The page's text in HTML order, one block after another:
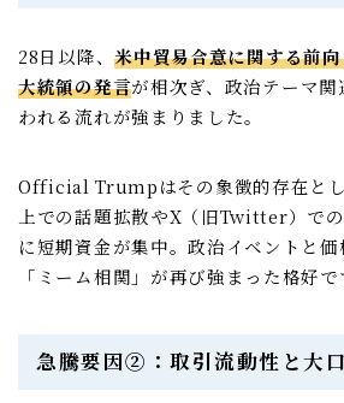
28日以降、米中貿易合意に関する前
大統領の発言が相次ぎ、政治テーマ
われる流れが強まりました。
Official Trumpはその象徴的存在とし
上での話題拡散やX（旧Twitter）で
に短期資金が集中。政治イベントと
「ミーム相関」が再び強まった格好で
急騰要因②：取引流動性と大